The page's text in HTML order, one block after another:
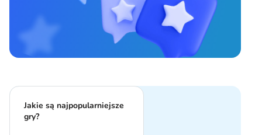
Jakie są najpopularniejsze
gry?